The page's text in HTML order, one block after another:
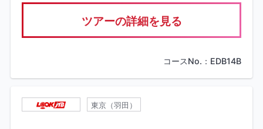
ツアーの詳細を見る
コースNo.：EDB14B
東京（羽田）